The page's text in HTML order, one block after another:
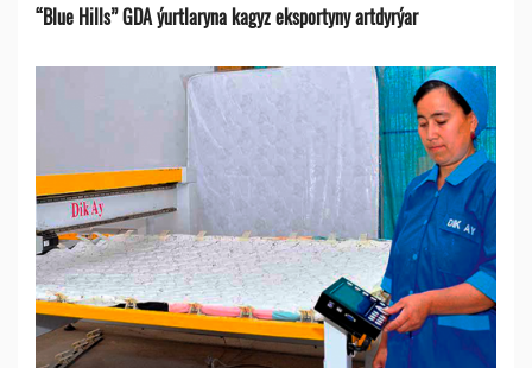
“Blue Hills” GDA ýurtlaryna kagyz eksportyny artdyrýar